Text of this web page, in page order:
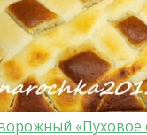
«Пуховое